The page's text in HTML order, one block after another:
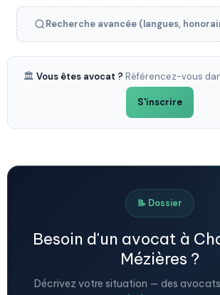
Recherche avancée (langues,
🏛️ Vous êtes avocat ? Référencez-vous
S'inscrire
📝 Dossier
Besoin d'un avocat à
Mézières ?
Décrivez votre situation — des